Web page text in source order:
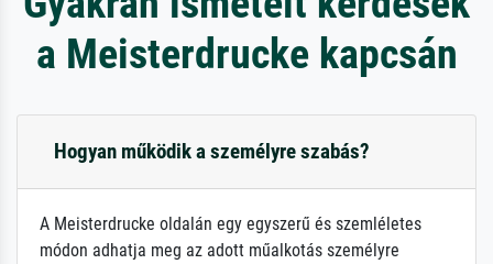
a Meisterdrucke kapcsán
Hogyan működik a személyre szabás?
A Meisterdrucke oldalán egy egyszerű és szemléletes
módon adhatja meg az adott műalkotás személyre